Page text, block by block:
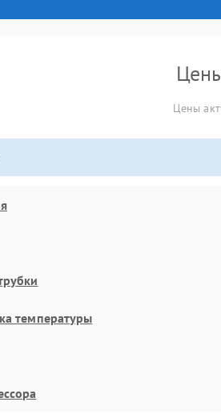
Цены
температуры